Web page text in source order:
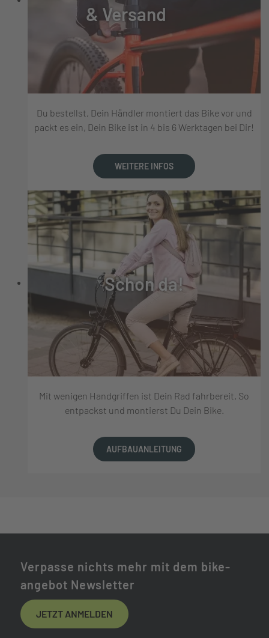
& Versand
Du bestellst, Dein Händler montiert das Bike vor und
packt es ein, Dein Bike ist in 4 bis 6 Werktagen bei Dir!
WEITERE INFOS
Schon da!
Mit wenigen Handgriffen ist Dein Rad fahrbereit. So
entpackst und montierst Du Dein Bike.
AUFBAUANLEITUNG
Verpasse nichts mehr mit dem bike-
angebot Newsletter
JETZT ANMELDEN